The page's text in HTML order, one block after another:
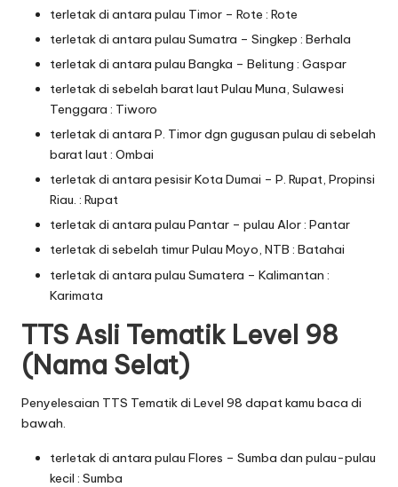
terletak di antara pulau Timor – Rote : Rote
terletak di antara pulau Sumatra – Singkep : Berhala
terletak di antara pulau Bangka – Belitung : Gaspar
terletak di sebelah barat laut Pulau Muna, Sulawesi
Tenggara : Tiworo
terletak di antara P. Timor dgn gugusan pulau di sebelah
barat laut : Ombai
terletak di antara pesisir Kota Dumai – P. Rupat, Propinsi
Riau. : Rupat
terletak di antara pulau Pantar – pulau Alor : Pantar
terletak di sebelah timur Pulau Moyo, NTB : Batahai
terletak di antara pulau Sumatera – Kalimantan :
Karimata
TTS Asli Tematik Level 98
(Nama Selat)
Penyelesaian TTS Tematik di Level 98 dapat kamu baca di
bawah.
terletak di antara pulau Flores – Sumba dan pulau-pulau
kecil : Sumba